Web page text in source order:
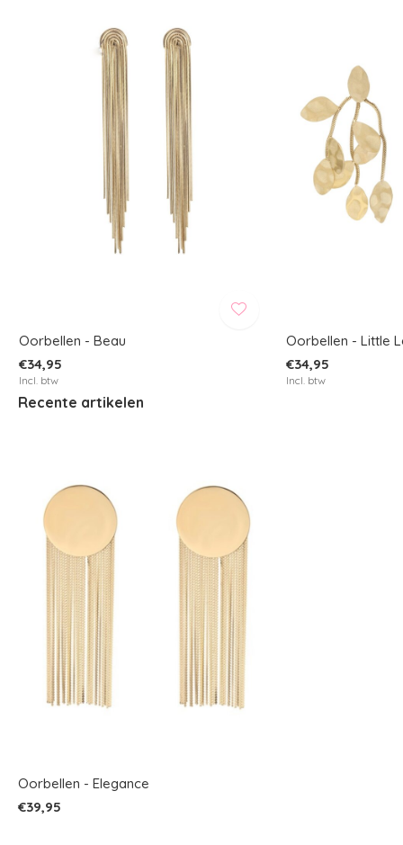
Oorbellen - Beau
€34,95
Incl. btw
Oorbellen - Little
€34,95
Incl. btw
Recente artikelen
Oorbellen - Elegance
€39,95